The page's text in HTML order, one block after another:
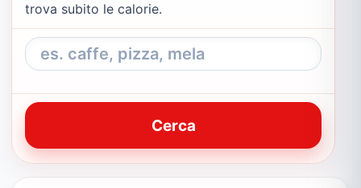
trova subito le calorie.
Cerca